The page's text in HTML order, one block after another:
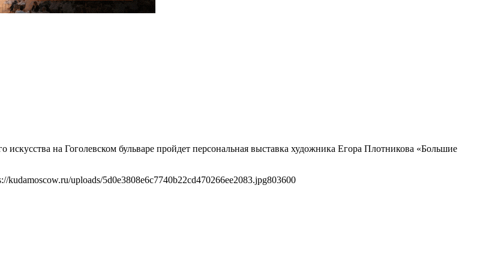
на Гоголевском бульваре пройдет персональная выставка художника Егора Плотникова «Большие
kudamoscow.ru/uploads/5d0e3808e6c7740b22cd470266ee2083.jpg803600